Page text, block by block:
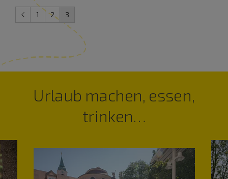
1 2 3
Urlaub machen, essen,
trinken…